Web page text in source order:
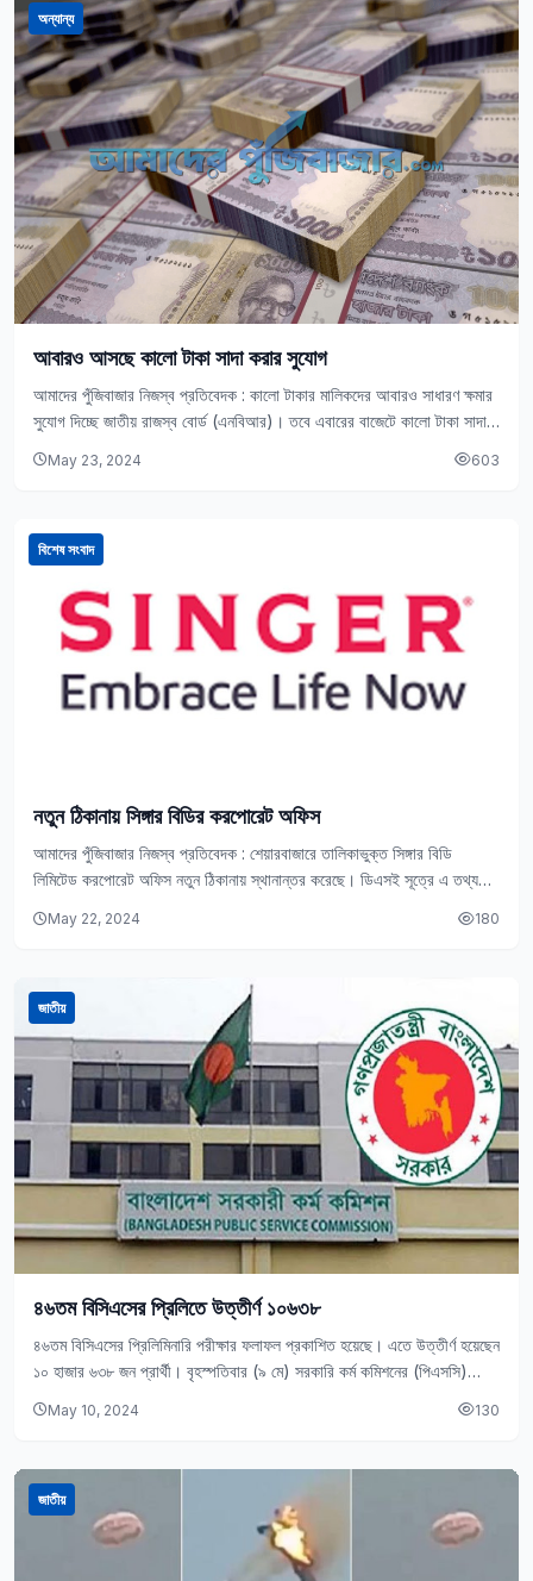
অন্যান্য
আবারও আসছে কালো টাকা সাদা করার সুযোগ
আমাদের পুঁজিবাজার নিজস্ব প্রতিবেদক : কালো টাকার মালিকদের আবারও সাধারণ ক্ষমার
সুযোগ দিচ্ছে জাতীয় রাজস্ব বোর্ড (এনবিআর)। তবে এবারের বাজেটে কালো টাকা সাদা
May 23, 2024 603
বিশেষ সংবাদ
নতুন ঠিকানায় সিঙ্গার বিডির করপোরেট অফিস
আমাদের পুঁজিবাজার নিজস্ব প্রতিবেদক : শেয়ারবাজারে তালিকাভুক্ত সিঙ্গার বিডি
লিমিটেড করপোরেট অফিস নতুন ঠিকানায় স্থানান্তর করেছে। ডিএসই সূত্রে এ তথ্য
May 22, 2024 180
জাতীয়
৪৬তম বিসিএসের প্রিলিতে উত্তীর্ণ ১০৬৩৮
৪৬তম বিসিএসের প্রিলিমিনারি পরীক্ষার ফলাফল প্রকাশিত হয়েছে। এতে উত্তীর্ণ হয়েছেন
১০ হাজার ৬৩৮ জন প্রার্থী। বৃহস্পতিবার (৯ মে) সরকারি কর্ম কমিশনের (পিএসসি)
May 10, 2024 130
জাতীয়